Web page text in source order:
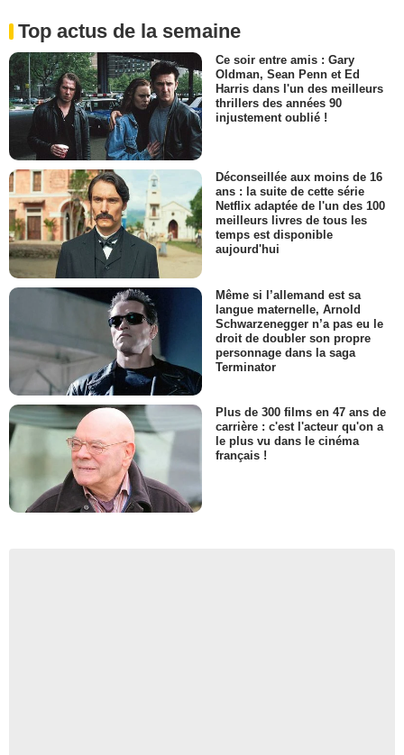
Top actus de la semaine
Ce soir entre amis : Gary
Oldman, Sean Penn et Ed
Harris dans l'un des meilleurs
thrillers des années 90
injustement oublié !
Déconseillée aux moins de 16
ans : la suite de cette série
Netflix adaptée de l'un des 100
meilleurs livres de tous les
temps est disponible
aujourd'hui
Même si l’allemand est sa
langue maternelle, Arnold
Schwarzenegger n’a pas eu le
droit de doubler son propre
personnage dans la saga
Terminator
Plus de 300 films en 47 ans de
carrière : c'est l'acteur qu'on a
le plus vu dans le cinéma
français !